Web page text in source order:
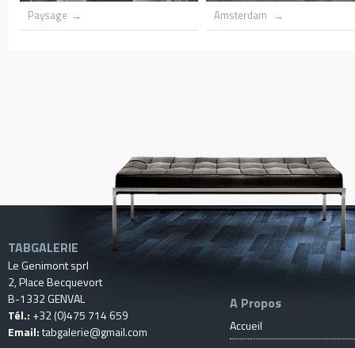
Village du congo Le hameau
TABGALERIE
Le Genimont sprl
2, Place Becquevort
B-1332 GENVAL
Tél.: +32 (0)475 714 659
Email:tabgalerie@gmail.com
A Propos
Accueil